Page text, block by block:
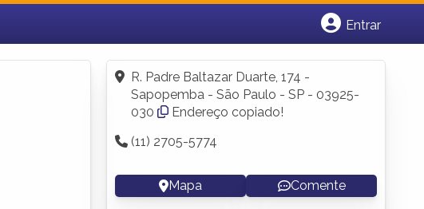
Entrar
Fazer login
Criar conta
R. Padre Baltazar Duarte, 174 -
Sapopemba - São Paulo - SP - 03925-
030
Endereço copiado!
(11) 2705-5774
Mapa Comente